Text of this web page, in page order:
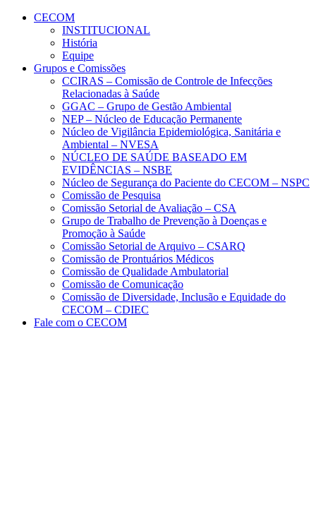
Conteúdo principal
CECOM
INSTITUCIONAL
História
Equipe
Grupos e Comissões
CCIRAS – Comissão de Controle de Infecções
Relacionadas à Saúde
GGAC – Grupo de Gestão Ambiental
NEP – Núcleo de Educação Permanente
Núcleo de Vigilância Epidemiológica, Sanitária e
Ambiental – NVESA
NÚCLEO DE SAÚDE BASEADO EM
EVIDÊNCIAS – NSBE
Núcleo de Segurança do Paciente do CECOM – NSPC
Comissão de Pesquisa
Comissão Setorial de Avaliação – CSA
Grupo de Trabalho de Prevenção à Doenças e
Promoção à Saúde
Comissão Setorial de Arquivo – CSARQ
Comissão de Prontuários Médicos
Comissão de Qualidade Ambulatorial
Comissão de Comunicação
Comissão de Diversidade, Inclusão e Equidade do
CECOM – CDIEC
Fale com o CECOM